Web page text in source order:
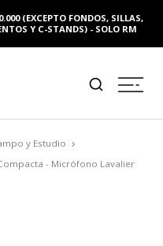
(EXCEPTO FONDOS, SILLAS,
Y C-STANDS) - SOLO RM
y Estudio
- Micrófono Lavalier